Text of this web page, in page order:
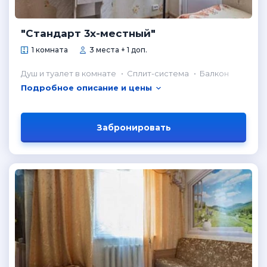
"Стандарт 3х-местный"
1 комната 3 места + 1 доп.
Душ и туалет в комнате Сплит-система
Балкон
Подробное описание и цены
Забронировать